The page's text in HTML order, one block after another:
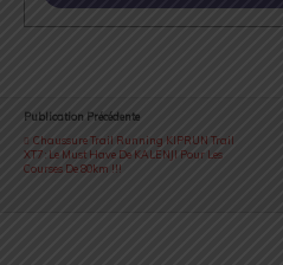
Publication Précédente
Chaussure Trail Running KIPRUN Trail
XT7 : Le Must Have De KALENJI Pour Les
Courses De 80km !!!